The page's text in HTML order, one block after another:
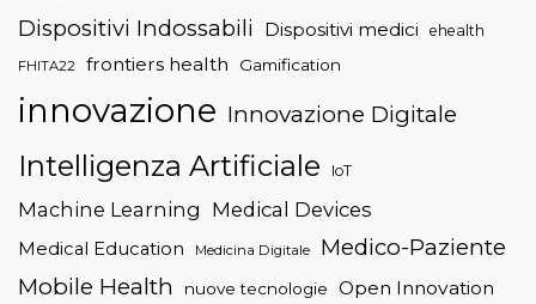
Dispositivi Indossabili Dispositivi medici ehealth
FHITA22 frontiers health Gamification
innovazione Innovazione Digitale
Intelligenza Artificiale IoT
Machine Learning Medical Devices
Medical Education Medicina Digitale
Medico-Paziente
Mobile Health
nuove tecnologie Open Innovation